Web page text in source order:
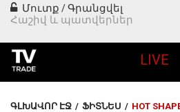
Մուտք /Գրանցվել
Հաշիվ և պատվերներ
LIVE
ԳԼԽԱՎՈՐ ԷՋ / ՖԻՏՆԵՍ / HOT